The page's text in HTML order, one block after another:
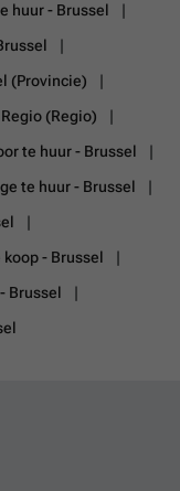
huur - Brussel
(Provincie)
(Regio)
te huur - Brussel
te huur - Brussel
- Brussel
Brussel